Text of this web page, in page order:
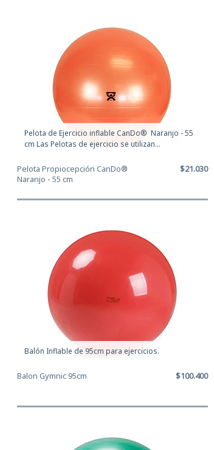
Pelota de Ejercicio inflable CanDo® Naranjo - 55
cm Las Pelotas de ejercicio se utilizan...
Pelota Propiocepción CanDo®
Naranjo - 55 cm
$21.030
Balón Inflable de 95cm para ejercicios.
Balon Gymnic 95cm $100.400